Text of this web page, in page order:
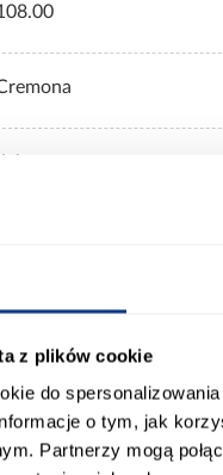
z plików cookie
do
o tym, jak
Partnerzy mogą
Klienci